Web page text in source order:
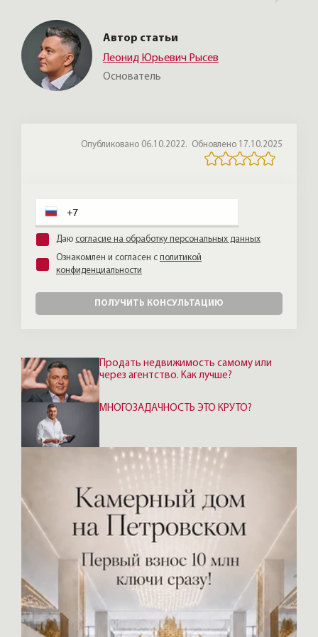
соседей.
сможете выбрать того, кем наверняка
будете довольны. Это не обязательная
часть сделки, но многие клиенты её ценят
— Петербург особая архитектурная среда,
и работа с интерьером здесь требует
Автор статьи
Леонид Юрьевич Рысев
Основатель
Продать недвижимость самому или
через агентство. Как лучше?
МНОГОЗАДАЧНОСТЬ ЭТО КРУТО?
Опубликовано 06.10.2022. Обновлено 17.10.2025
Даю согласие на обработку персональных данных
Ознакомлен и согласен с политикой
конфиденциальности
ПОЛУЧИТЬ КОНСУЛЬТАЦИЮ